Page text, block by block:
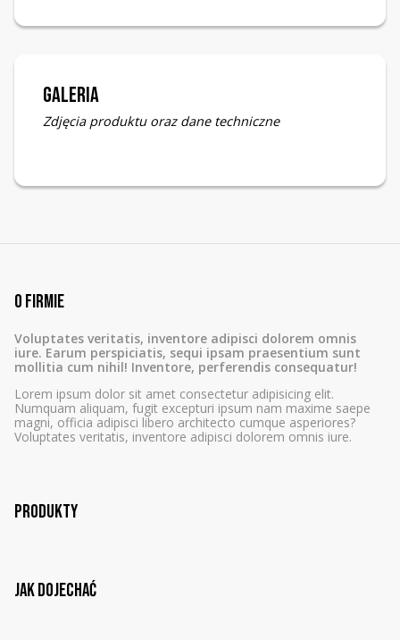
Galeria
Zdjęcia produktu oraz dane techniczne
O firmie
Voluptates veritatis, inventore adipisci dolorem omnis
iure. Earum perspiciatis, sequi ipsam praesentium sunt
mollitia cum nihil! Inventore, perferendis consequatur!
Lorem ipsum dolor sit amet consectetur adipisicing elit.
Numquam aliquam, fugit excepturi ipsum nam maxime saepe
magni, officia adipisci libero architecto cumque asperiores?
Voluptates veritatis, inventore adipisci dolorem omnis iure.
Produkty
Jak dojechać